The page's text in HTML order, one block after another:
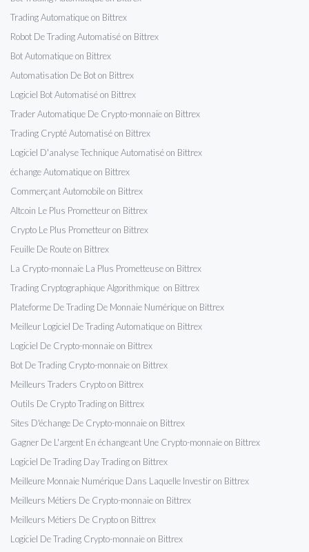
Trading Automatique on Bittrex
Robot De Trading Automatisé on Bittrex
Bot Automatique on Bittrex
Automatisation De Bot on Bittrex
Logiciel Bot Automatisé on Bittrex
Trader Automatique De Crypto-monnaie on Bittrex
Trading Crypté Automatisé on Bittrex
Logiciel D'analyse Technique Automatisé on Bittrex
échange Automatique on Bittrex
Commerçant Automobile on Bittrex
Altcoin Le Plus Prometteur on Bittrex
Crypto Le Plus Prometteur on Bittrex
Feuille De Route on Bittrex
La Crypto-monnaie La Plus Prometteuse on Bittrex
Trading Cryptographique Algorithmique on Bittrex
Plateforme De Trading De Monnaie Numérique on Bittrex
Meilleur Logiciel De Trading Automatique on Bittrex
Logiciel De Crypto-monnaie on Bittrex
Bot De Trading Crypto-monnaie on Bittrex
Meilleurs Traders Crypto on Bittrex
Outils De Crypto Trading on Bittrex
Sites D'échange De Crypto-monnaie on Bittrex
Gagner De L'argent En échangeant Une Crypto-monnaie on Bittrex
Logiciel De Trading Day Trading on Bittrex
Meilleure Monnaie Numérique Dans Laquelle Investir on Bittrex
Meilleurs Métiers De Crypto-monnaie on Bittrex
Meilleurs Métiers De Crypto on Bittrex
Logiciel De Trading Crypto-monnaie on Bittrex